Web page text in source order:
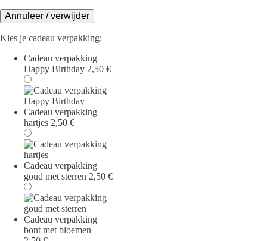
Annuleer / verwijder
Kies je cadeau verpakking:
Cadeau verpakking
Happy Birthday 2,50 €
Cadeau verpakking
hartjes 2,50 €
Cadeau verpakking
goud met sterren 2,50 €
Cadeau verpakking
bont met bloemen